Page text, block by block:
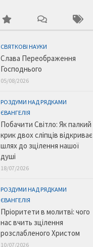
СВЯТКОВІ НАУКИ
Слава Переображення
Господнього
05/08/2026
РОЗДУМИ НАД РЯДКАМИ
ЄВАНГЕЛІЯ
Побачити Світло: Як палкий
крик двох сліпців відкриває
шлях до зцілення нашої
душі
18/07/2026
РОЗДУМИ НАД РЯДКАМИ
ЄВАНГЕЛІЯ
Пріоритети в молитві: чого
нас вчить зцілення
розслабленого Христом
10/07/2026